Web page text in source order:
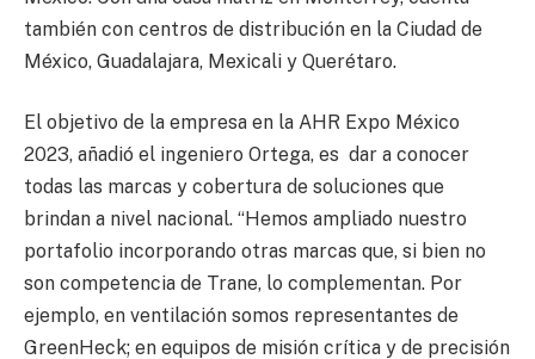
también con centros de distribución en la Ciudad de
México, Guadalajara, Mexicali y Querétaro.
El objetivo de la empresa en la AHR Expo México
2023, añadió el ingeniero Ortega, es dar a conocer
todas las marcas y cobertura de soluciones que
brindan a nivel nacional. “Hemos ampliado nuestro
portafolio incorporando otras marcas que, si bien no
son competencia de Trane, lo complementan. Por
ejemplo, en ventilación somos representantes de
GreenHeck; en equipos de misión crítica y de precisión